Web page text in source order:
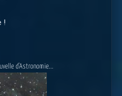
!
d'Astronomie...